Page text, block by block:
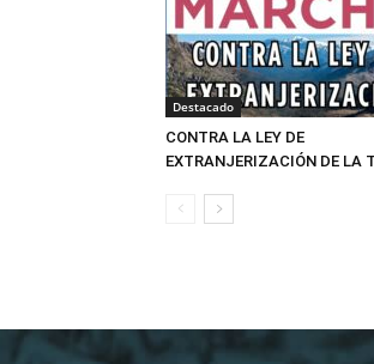
Destacado
CONTRA LA LEY DE
EXTRANJERIZACIÓN DE LA